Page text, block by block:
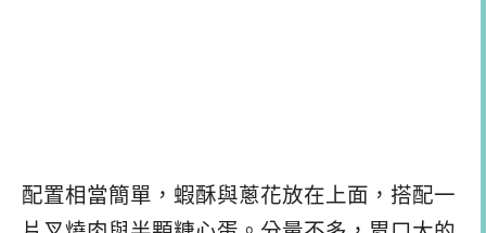
配置相當簡單，蝦酥與蔥花放在上面，搭配一